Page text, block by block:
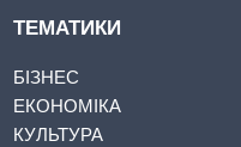
ТЕМАТИКИ
БІЗНЕС
ЕКОНОМІКА
КУЛЬТУРА